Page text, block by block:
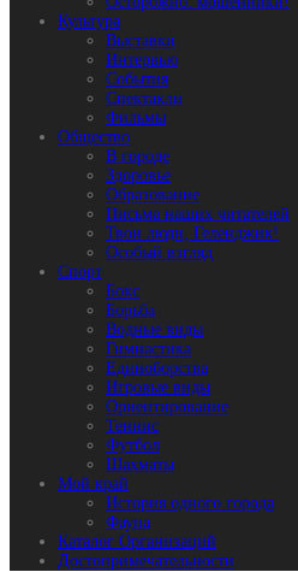
Культура
Выставки
Интервью
События
Спектакли
Фильмы
Общество
В городе
Здоровье
Образование
Письма наших читателей
Твои люди, Геленджик!
Особый взгляд
Спорт
Бокс
Борьба
Водные виды
Гимнастика
Единоборства
Игровые виды
Ориентирование
Теннис
Футбол
Шахматы
Мой край
История одного города
Фауна
Каталог Организаций
Достопримечательности